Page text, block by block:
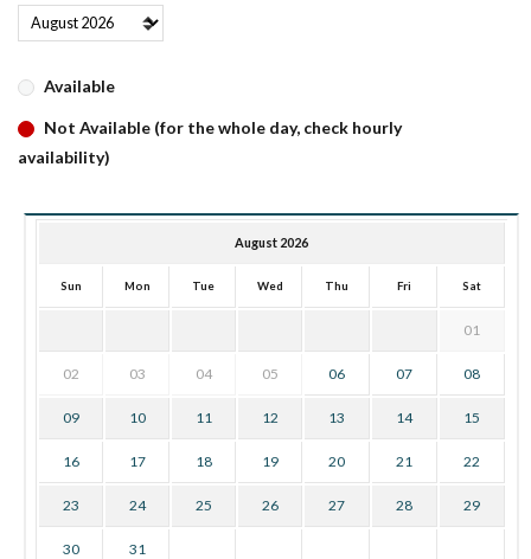
Available
Not Available (for the whole day, check hourly
availability)
August 2026
Sun Mon Tue Wed Thu Fri Sat
01
02 03 04 05 06 07 08
09 10 11 12 13 14 15
16 17 18 19 20 21 22
23 24 25 26 27 28 29
30 31